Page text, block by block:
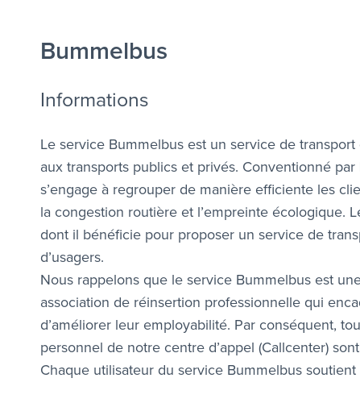
Bummelbus
Informations
Le service Bummelbus est un service de
aux transports publics et privés. Conventionné
s’engage à regrouper de manière efficiente les
la congestion routière et l’empreinte écologique.
dont il bénéficie pour proposer un service de
d’usagers.
Nous rappelons que le service Bummelbus est
association de réinsertion professionnelle qui
d’améliorer leur employabilité. Par conséquent,
personnel de notre centre d’appel (Callcenter)
Chaque utilisateur du service Bummelbus